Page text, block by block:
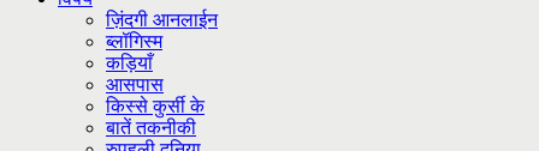
ज़िंदगी आनलाईन
ब्लॉगिस्म
कड़ियाँ
आसपास
किस्से कुर्सी के
बातें तकनीकी